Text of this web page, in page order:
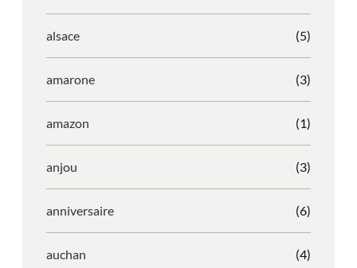
alsace (5)
amarone (3)
amazon (1)
anjou (3)
anniversaire (6)
auchan (4)